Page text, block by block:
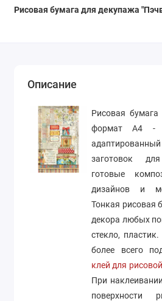
Рисовая бумага для декупажа
Описание
Рисовая
формат А4 -
заготовок
готовые
дизайнов и
Тонкая рисовая
декора любых
стекло,
более всего
клей для
При
поверхности